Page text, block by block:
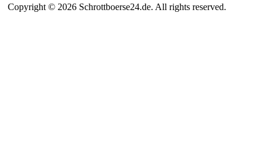
Copyright © 2026 Schrottboerse24.de. All rights reserved.